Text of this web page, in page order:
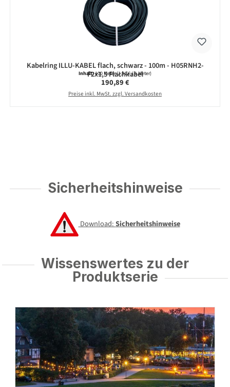
Kabelring ILLU-KABEL flach, schwarz - 100m - H05RNH2-
F2x1,5 Flachkabel
Inhalt:100 Meter(1,91 € / 1 Meter)
Regulärer Preis:
190,89 €
Preise inkl. MwSt. zzgl. Versandkosten
Sicherheitshinweise
Download:Sicherheitshinweise
Wissenswertes zu der
Produktserie